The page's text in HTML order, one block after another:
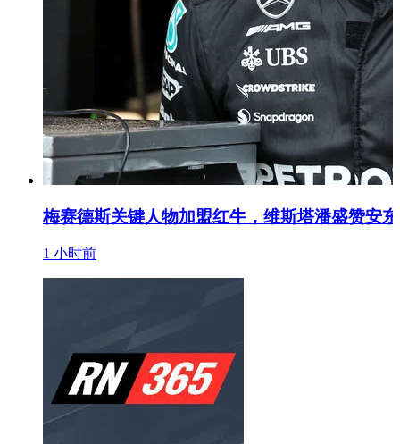
梅赛德斯关键人物加盟红牛，维斯塔潘盛赞安
1 小时前